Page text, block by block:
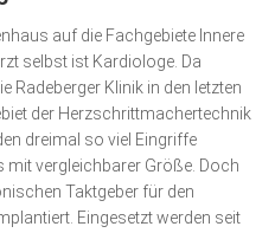
auf die Fachge­biete Innere
selbst ist Kardio­loge. Da
Radeberger Klinik in den letzten
der Herz­schrittmacher­technik
dreimal so viel Eingriffe
mit vergleichbarer Größe. Doch
Taktgeber für den
Eingesetzt werden seit